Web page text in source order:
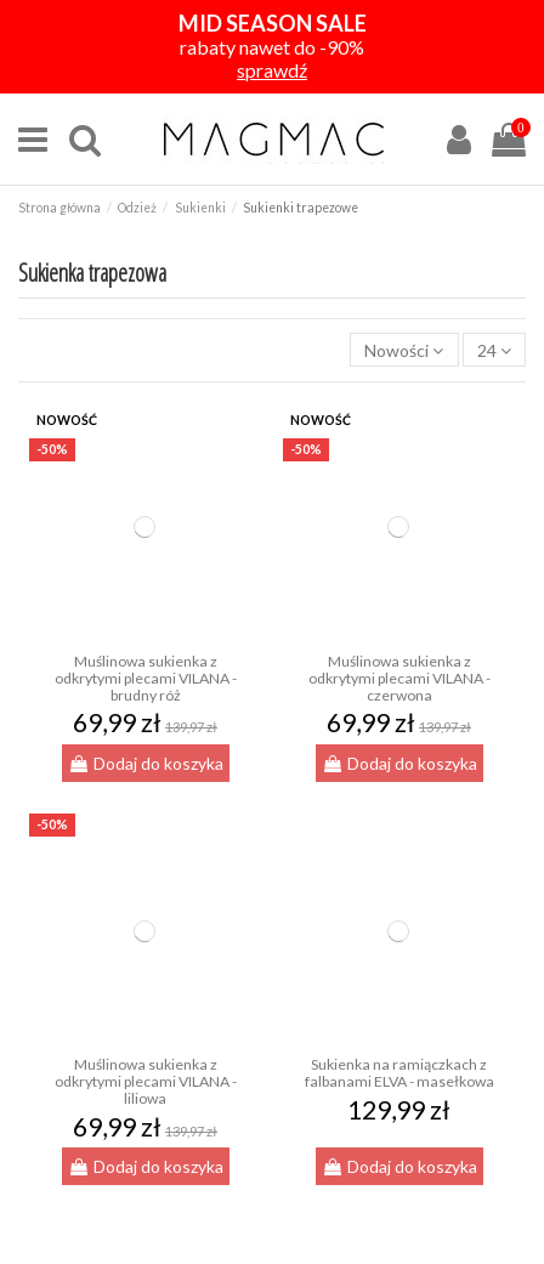
MID SEASON SALE
rabaty nawet do -90%
sprawdź
0
Strona główna Odzież Sukienki Sukienki trapezowe
Sukienka trapezowa
Nowości 24
KOLOR
NOWOŚĆ
-50%
Muślinowa sukienka z
odkrytymi plecami VILANA -
brudny róż
69,99 zł 139,97 zł
Dodaj do koszyka
NOWOŚĆ
-50%
Muślinowa sukienka z
odkrytymi plecami VILANA -
czerwona
69,99 zł 139,97 zł
Dodaj do koszyka
-50%
Muślinowa sukienka z
odkrytymi plecami VILANA -
liliowa
69,99 zł 139,97 zł
Dodaj do koszyka
Sukienka na ramiączkach z
falbanami ELVA - masełkowa
129,99 zł
Dodaj do koszyka